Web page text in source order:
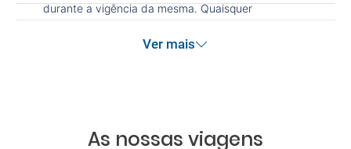
durante a vigência da mesma. Quaisquer
após terminada esta campanha não serão
Ver mais
As nossas viagens